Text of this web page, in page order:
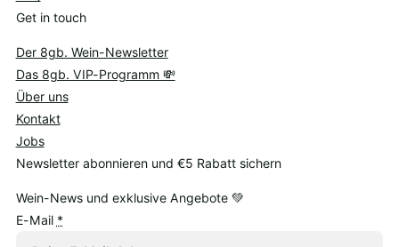
Get in touch
Der 8gb. Wein-Newsletter
Das 8gb. VIP-Programm 💸
Über uns
Kontakt
Jobs
Newsletter abonnieren und €5 Rabatt sichern
Wein-News und exklusive Angebote 💚
E-Mail *